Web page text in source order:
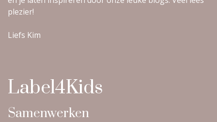
plezier!
Liefs Kim
Label4Kids
Samenwerken